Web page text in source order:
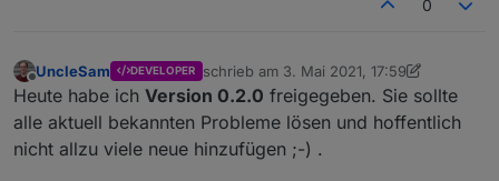
0
Offline
UncleSam DEVELOPER schrieb am 3. Mai 2021, 17:59
zuletzt editiert von UncleSam5. März
Heute habe ich Version 0.2.0 freigegeben. Sie sollte
alle aktuell bekannten Probleme lösen und hoffentlich
nicht allzu viele neue hinzufügen ;-) .